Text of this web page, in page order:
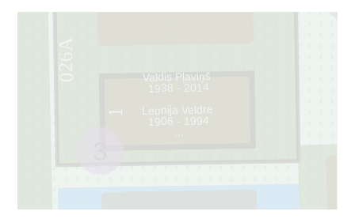
026A
1
Valdis Pļaviņš
1938 - 2014
Leonija Veldre
1906 - 1994